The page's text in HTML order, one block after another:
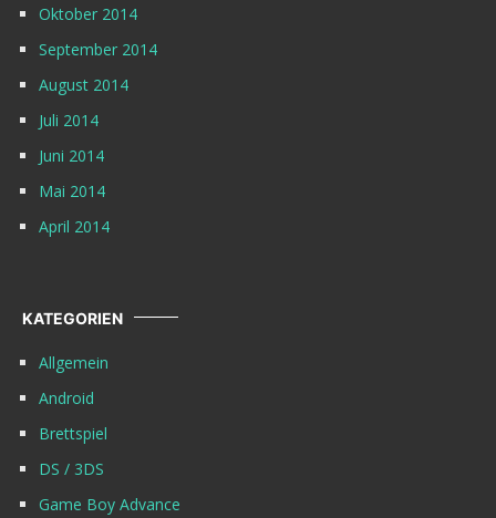
Oktober 2014
September 2014
August 2014
Juli 2014
Juni 2014
Mai 2014
April 2014
KATEGORIEN
Allgemein
Android
Brettspiel
DS / 3DS
Game Boy Advance